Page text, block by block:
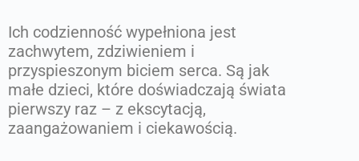
Ich codzienność wypełniona jest
zachwytem, zdziwieniem i
przyspieszonym biciem serca. Są jak
małe dzieci, które doświadczają świata
pierwszy raz – z ekscytacją,
zaangażowaniem i ciekawością.